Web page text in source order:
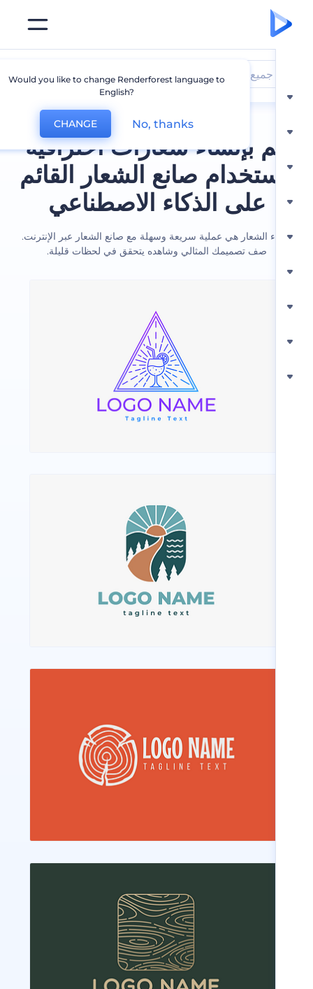
بإنشاء شعارات احترافية
صانع الشعار القائم
على الذكاء الاصطناعي
الشعار هي عملية سريعة وسهلة مع صانع الشعار عبر الإنترنت.
صف تصميمك المثالي وشاهده يتحقق في لحظات قليلة.
جميع الشعاراتWould you like to change Renderforest language to
CHANGE No, thanks